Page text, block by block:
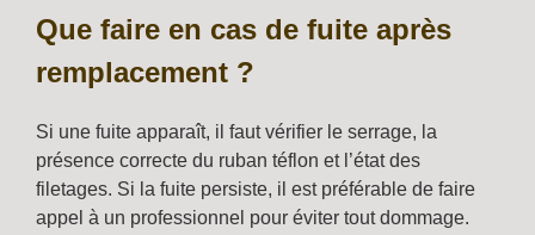
Que faire en cas de fuite après
remplacement ?
Si une fuite apparaît, il faut vérifier le serrage, la
présence correcte du ruban téflon et l’état des
filetages. Si la fuite persiste, il est préférable de faire
appel à un professionnel pour éviter tout dommage.